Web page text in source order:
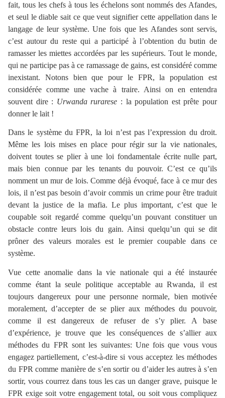
fait, tous les chefs à tous les échelons sont nommés des Afandes,
et seul le diable sait ce que veut signifier cette appellation dans le
langage de leur système. Une fois que les Afandes sont servis,
c’est autour du reste qui a participé à l’obtention du butin de
ramasser les miettes accordées par les supérieurs. Tout le monde,
qui ne participe pas à ce ramassage de gains, est considéré comme
inexistant. Notons bien que pour le FPR, la population est
considérée comme une vache à traire. Ainsi on en entendra
souvent dire : Urwanda rurarese : la population est prête pour
donner le lait !
Dans le système du FPR, la loi n’est pas l’expression du droit.
Même les lois mises en place pour régir sur la vie nationales,
doivent toutes se plier à une loi fondamentale écrite nulle part,
mais bien connue par les tenants du pouvoir. C’est ce qu’ils
nomment un mur de lois. Comme déjà évoqué, face à ce mur des
lois, il n’est pas besoin d’avoir commis un crime pour être traduit
devant la justice de la mafia. Le plus important, c’est que le
coupable soit regardé comme quelqu’un pouvant constituer un
obstacle contre leurs lois du gain. Ainsi quelqu’un qui se dit
prôner des valeurs morales est le premier coupable dans ce
système.
Vue cette anomalie dans la vie nationale qui a été instaurée
comme étant la seule politique acceptable au Rwanda, il est
toujours dangereux pour une personne normale, bien motivée
moralement, d’accepter de se plier aux méthodes du pouvoir,
comme il est dangereux de refuser de s’y plier. A base
d’expérience, je trouve que les conséquences de s’allier aux
méthodes du FPR sont les suivantes: Une fois que vous vous
engagez partiellement, c’est-à-dire si vous acceptez les méthodes
du FPR comme manière de s’en sortir ou d’aider les autres à s’en
sortir, vous courrez dans tous les cas un danger grave, puisque le
FPR exige soit votre engagement total, ou soit vous compliquez